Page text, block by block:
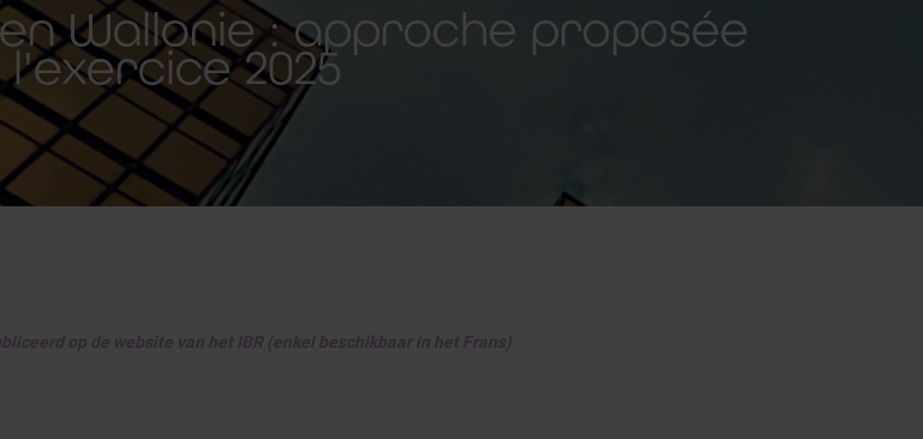
Wallonie : approche proposée
2025
op de website van het IBR (enkel beschikbaar in het Frans)